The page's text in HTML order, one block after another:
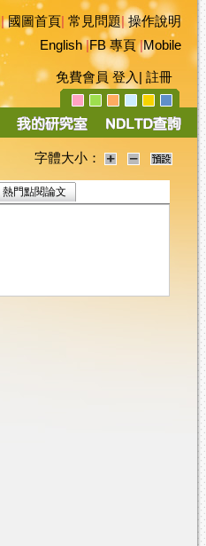
|國圖首頁 常見問題|操作說明
English|FB 專頁|Mobile
免費會員 登入 註冊
字體大小：
熱門點閱論文